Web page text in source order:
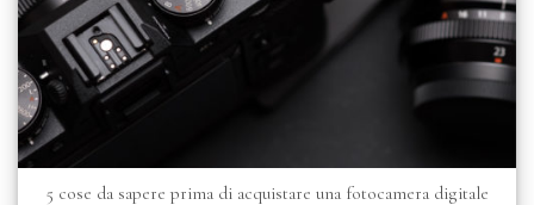
5 cose da sapere prima di acquistare una fotocamera digitale